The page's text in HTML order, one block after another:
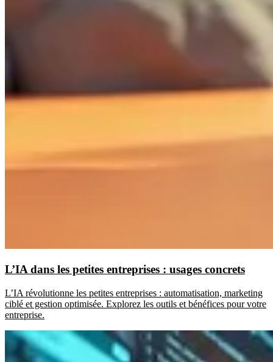
L’IA dans les petites entreprises : usages concrets
L’IA révolutionne les petites entreprises : automatisation, marketing
ciblé et gestion optimisée. Explorez les outils et bénéfices pour votre
entreprise.